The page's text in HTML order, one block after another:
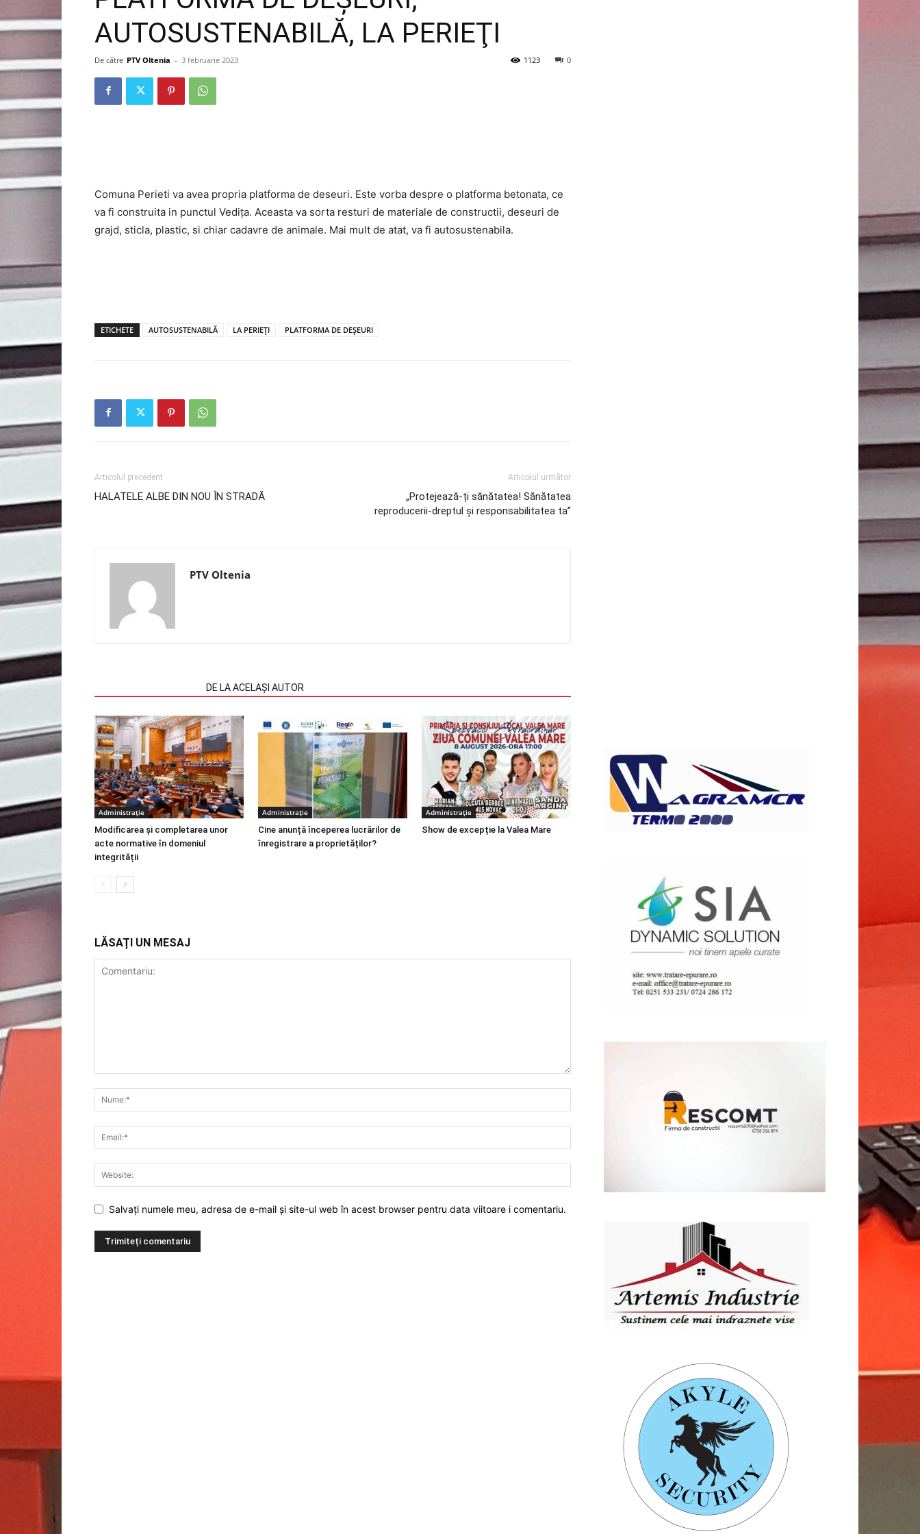
AUTOSUSTENABILĂ, LA PERIEŢI
De către PTV Oltenia - 3 februarie 2023 0
1123
Comuna Perieti va avea propria platforma de deseuri. Este vorba despre o platforma betonata, ce
va fi construita in punctul Vedița. Aceasta va sorta resturi de materiale de constructii, deseuri de
grajd, sticla, plastic, si chiar cadavre de animale. Mai mult de atat, va fi autosustenabila.
ETICHETE AUTOSUSTENABILĂ LA PERIEŢI PLATFORMA DE DEŞEURI
Articolul precedent
HALATELE ALBE DIN NOU ÎN STRADĂ
Articolul următor
„Protejează-ți sănătatea! Sănătatea
reproducerii-dreptul și responsabilitatea ta”
PTV Oltenia
DE LA ACELAȘI AUTOR
Administrație
Modificarea și completarea unor
acte normative în domeniul
integrității
Administrație
Cine anunță începerea lucrărilor de
înregistrare a proprietăților?
Administrație
Show de excepție la Valea Mare
LĂSAȚI UN MESAJ
Salvați numele meu, adresa de e-mail și site-ul web în acest browser pentru data viitoare i comentariu.